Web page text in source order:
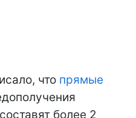
что прямые
более 2